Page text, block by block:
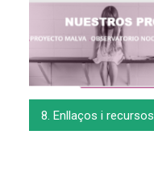
8. Enllaços i recursos